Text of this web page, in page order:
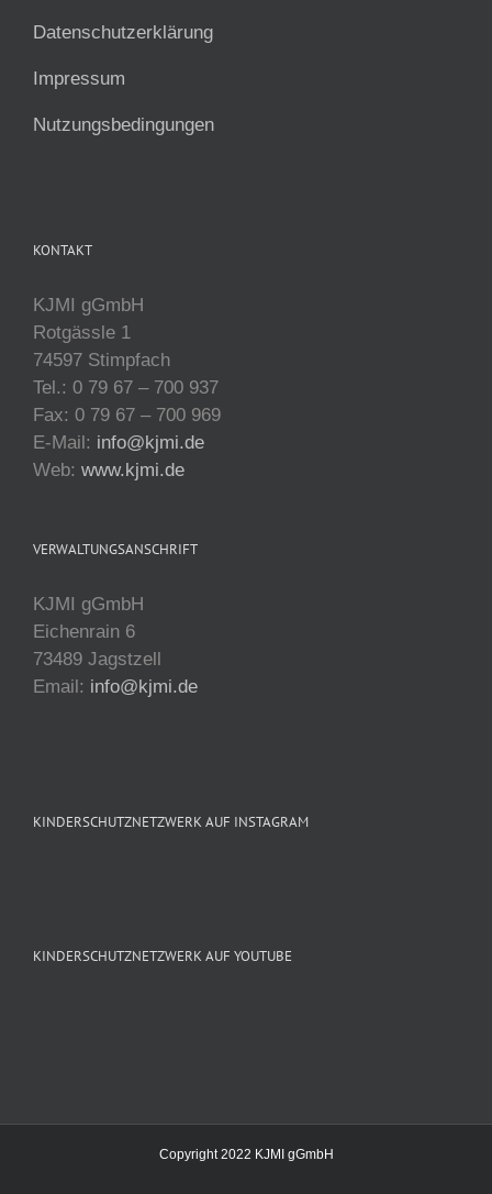
Datenschutzerklärung
Impressum
Nutzungsbedingungen
KONTAKT
KJMI gGmbH
Rotgässle 1
74597 Stimpfach
Tel.: 0 79 67 – 700 937
Fax: 0 79 67 – 700 969
E-Mail: info@kjmi.de
Web: www.kjmi.de
VERWALTUNGSANSCHRIFT
KJMI gGmbH
Eichenrain 6
73489 Jagstzell
Email: info@kjmi.de
KINDERSCHUTZNETZWERK AUF INSTAGRAM
KINDERSCHUTZNETZWERK AUF YOUTUBE
Copyright 2022 KJMI gGmbH